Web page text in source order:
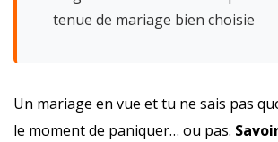
tenue de mariage bien choisie
Un mariage en vue et tu ne sais pas
le moment de paniquer… ou pas.